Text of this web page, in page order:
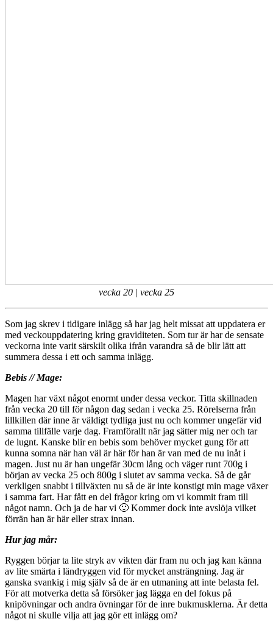
vecka 20 | vecka 25
Som jag skrev i tidigare inlägg så har jag helt missat att uppdatera er
med veckouppdatering kring graviditeten. Som tur är har de sensate
veckorna inte varit särskilt olika ifrån varandra så de blir lätt att
summera dessa i ett och samma inlägg.
Bebis // Mage:
Magen har växt något enormt under dessa veckor. Titta skillnaden
från vecka 20 till för någon dag sedan i vecka 25. Rörelserna från
lillkillen där inne är väldigt tydliga just nu och kommer ungefär vid
samma tillfälle varje dag. Framförallt när jag sätter mig ner och tar
de lugnt. Kanske blir en bebis som behöver mycket gung för att
kunna somna när han väl är här för han är van med de nu inåt i
magen. Just nu är han ungefär 30cm lång och väger runt 700g i
början av vecka 25 och 800g i slutet av samma vecka. Så de går
verkligen snabbt i tillväxten nu så de är inte konstigt min mage växer
i samma fart. Har fått en del frågor kring om vi kommit fram till
något namn. Och ja de har vi 🙂 Kommer dock inte avslöja vilket
förrän han är här eller strax innan.
Hur jag mår:
Ryggen börjar ta lite stryk av vikten där fram nu och jag kan känna
av lite smärta i ländryggen vid för mycket ansträngning. Jag är
ganska svankig i mig själv så de är en utmaning att inte belasta fel.
För att motverka detta så försöker jag lägga en del fokus på
knipövningar och andra övningar för de inre bukmusklerna. Är detta
något ni skulle vilja att jag gör ett inlägg om?